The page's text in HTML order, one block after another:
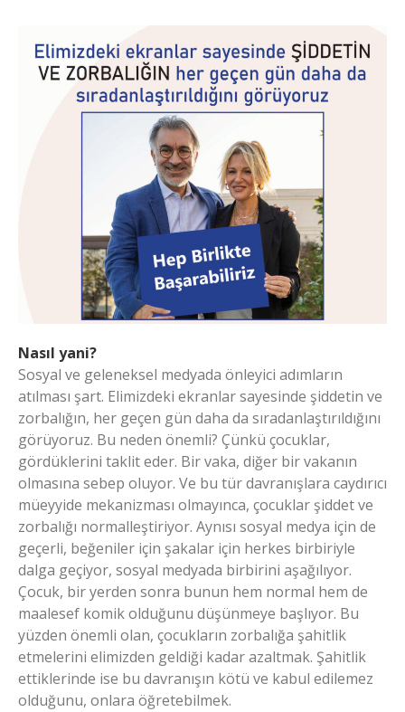
Nasıl yani?
Sosyal ve geleneksel medyada önleyici adımların
atılması şart. Elimizdeki ekranlar sayesinde şiddetin ve
zorbalığın, her geçen gün daha da sıradanlaştırıldığını
görüyoruz. Bu neden önemli? Çünkü çocuklar,
gördüklerini taklit eder. Bir vaka, diğer bir vakanın
olmasına sebep oluyor. Ve bu tür davranışlara caydırıcı
müeyyide mekanizması olmayınca, çocuklar şiddet ve
zorbalığı normalleştiriyor. Aynısı sosyal medya için de
geçerli, beğeniler için şakalar için herkes birbiriyle
dalga geçiyor, sosyal medyada birbirini aşağılıyor.
Çocuk, bir yerden sonra bunun hem normal hem de
maalesef komik olduğunu düşünmeye başlıyor. Bu
yüzden önemli olan, çocukların zorbalığa şahitlik
etmelerini elimizden geldiği kadar azaltmak. Şahitlik
ettiklerinde ise bu davranışın kötü ve kabul edilemez
olduğunu, onlara öğretebilmek.